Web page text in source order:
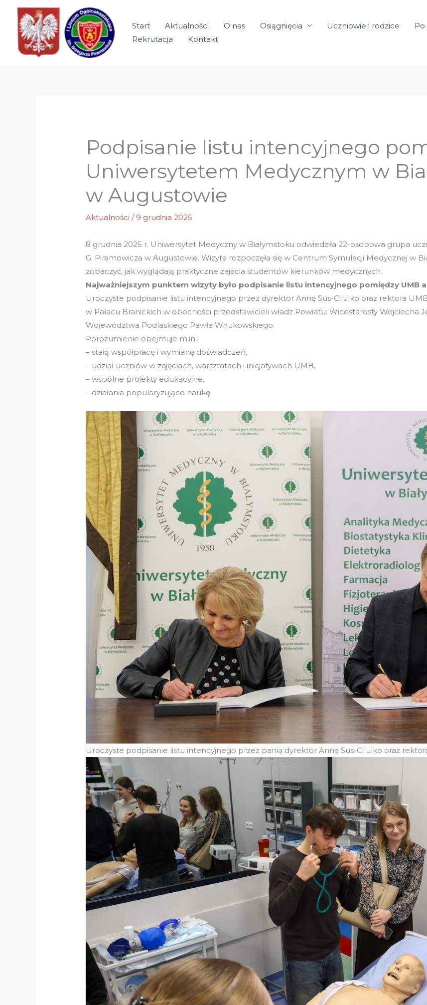
Przejdź
treści
Start Aktualności O nas Osiągnięcia Uczniowie i rodzice Po
Rekrutacja
Kontakt
Podpisanie listu intencyjnego
Uniwersytetem Medycznym w
w Augustowie
Aktualności / 9 grudnia 2025
8 grudnia 2025 r. Uniwersytet Medyczny w Białymstoku odwiedziła 22-osobowa grupa
G. Piramowicza w Augustowie. Wizyta rozpoczęła się w Centrum Symulacji Medycznej w
zobaczyć, jak wyglądają praktyczne zajęcia studentów kierunków medycznych.
Najważniejszym punktem wizyty było podpisanie listu intencyjnego pomiędzy UMB a
Uroczyste podpisanie listu intencyjnego przez dyrektor Annę Sus-Cilulko oraz rektora
w Pałacu Branickich w obecności przedstawicieli władz Powiatu: Wicestarosty Wojciecha
Województwa Podlaskiego Pawła Wnukowskiego.
Porozumienie obejmuje m.in.:
– stałą współpracę i wymianę doświadczeń,
– udział uczniów w zajęciach, warsztatach i inicjatywach UMB,
– wspólne projekty edukacyjne,
– działania popularyzujące naukę.
Uroczyste podpisanie listu intencyjnego przez panią dyrektor Annę Sus-Cilulko oraz